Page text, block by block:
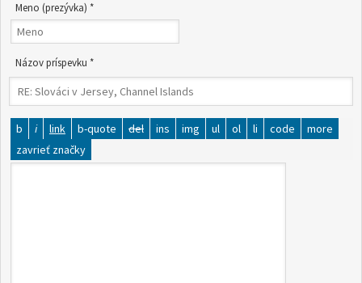
Meno (prezývka) *
Názov príspevku *